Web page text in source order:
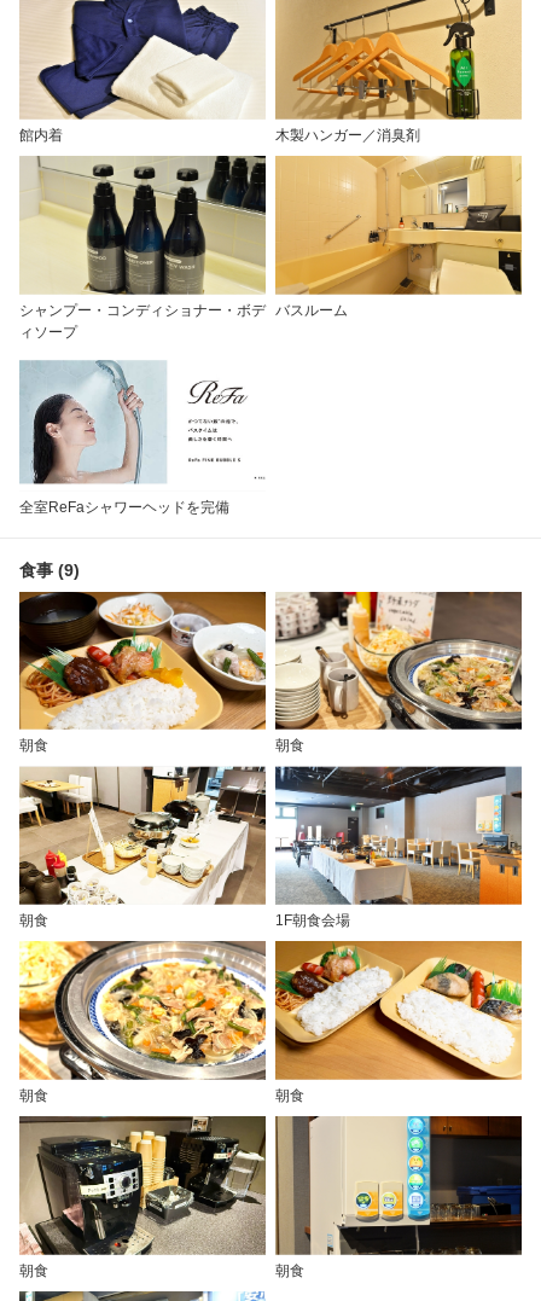
館内着 木製ハンガー／消臭剤
シャンプー・コンディショナー・ボデ
ィソープ
バスルーム
全室ReFaシャワーヘッドを完備
食事 (9)
朝食 朝食
朝食 1F朝食会場
朝食 朝食
朝食 朝食